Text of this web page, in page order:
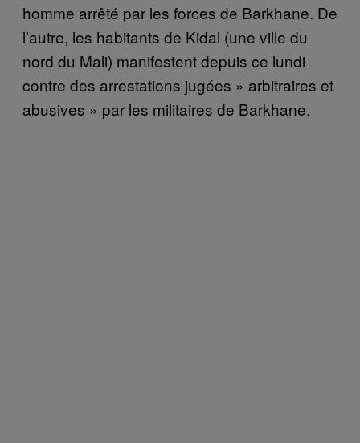
homme arrêté par les forces de Barkhane. De
l’autre, les habitants de Kidal (une ville du
nord du Mali) manifestent depuis ce lundi
contre des arrestations jugées » arbitraires et
abusives » par les militaires de Barkhane.